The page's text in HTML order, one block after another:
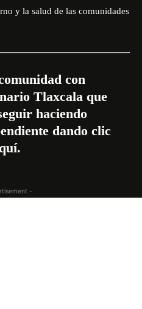
y la salud de las comunidades
con
Tlaxcala que
haciendo
dando clic
.
-